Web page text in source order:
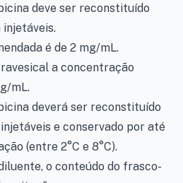
deve ser reconstituído
injetáveis.
é de 2 mg/mL.
a concentração
mL.
deverá ser reconstituído
e conservado por até
(entre 2°C e 8°C).
o conteúdo do frasco-